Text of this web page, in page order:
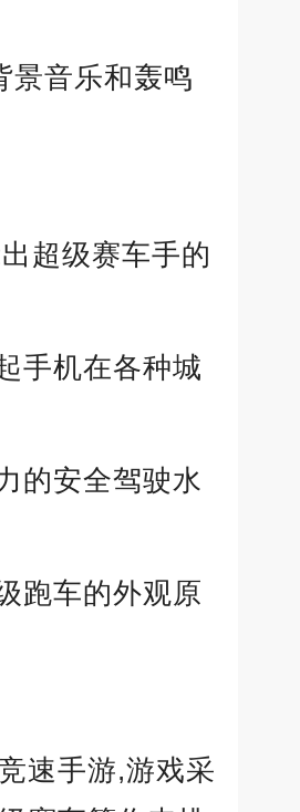
景音乐和轰鸣
超级赛车手的
手机在各种城
的安全驾驶水
跑车的外观原
速手游,游戏采